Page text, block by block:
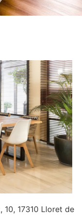
10, 17310 Lloret de